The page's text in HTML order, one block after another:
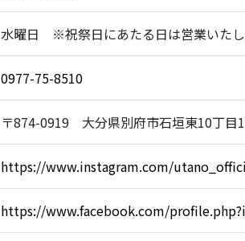
水曜日 ※祝祭日にあたる日は営業いた
0977-75-8510
〒874-0919 大分県別府市石垣東10丁目
https://www.instagram.com/
https://www.facebook.com/